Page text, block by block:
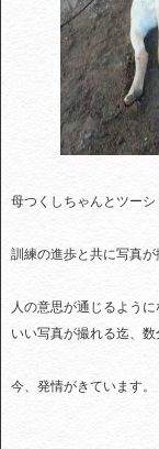
母つくしちゃんとツーシ
訓練の進歩と共に写真が
人の意思が通じるよう
いい写真が撮れる迄、数
今、発情がきています。